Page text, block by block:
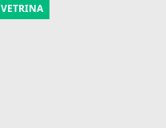
VETRINA